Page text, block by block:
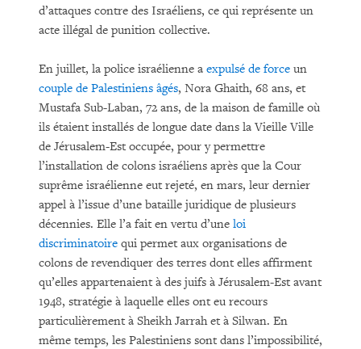
d’attaques contre des Israéliens, ce qui représente un
acte illégal de punition collective.
En juillet, la police israélienne a expulsé de force un
couple de Palestiniens âgés, Nora Ghaith, 68 ans, et
Mustafa Sub-Laban, 72 ans, de la maison de famille où
ils étaient installés de longue date dans la Vieille Ville
de Jérusalem-Est occupée, pour y permettre
l’installation de colons israéliens après que la Cour
suprême israélienne eut rejeté, en mars, leur dernier
appel à l’issue d’une bataille juridique de plusieurs
décennies. Elle l’a fait en vertu d’une loi
discriminatoire qui permet aux organisations de
colons de revendiquer des terres dont elles affirment
qu’elles appartenaient à des juifs à Jérusalem-Est avant
1948, stratégie à laquelle elles ont eu recours
particulièrement à Sheikh Jarrah et à Silwan. En
même temps, les Palestiniens sont dans l’impossibilité,